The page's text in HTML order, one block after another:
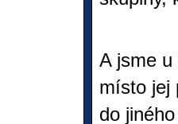
A jsme
místo jej
do